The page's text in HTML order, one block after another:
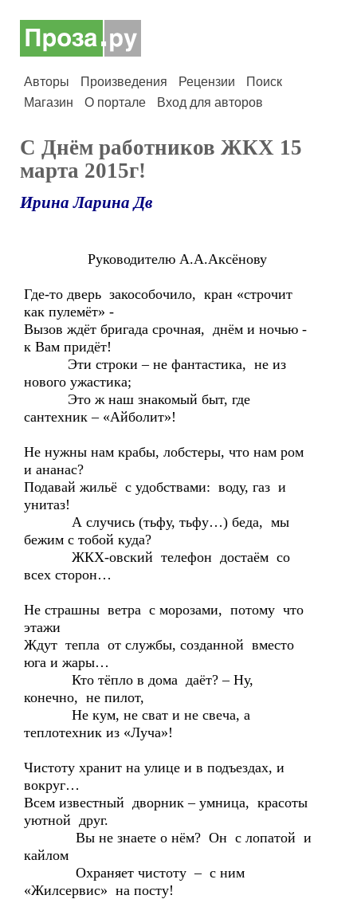
Авторы Произведения Рецензии
Поиск
Магазин
О портале Вход для авторов
С Днём работников ЖКХ 15
марта 2015г!
Ирина Ларина Дв
Руководителю А.А.Аксёнову
Где-то дверь закособочило, кран «строчит
как пулемёт» -
Вызов ждёт бригада срочная, днём и ночью -
к Вам придёт!
Эти строки – не фантастика, не из
нового ужастика;
Это ж наш знакомый быт, где
сантехник – «Айболит»!
Не нужны нам крабы, лобстеры, что нам ром
и ананас?
Подавай жильё с удобствами: воду, газ и
унитаз!
А случись (тьфу, тьфу…) беда, мы
бежим с тобой куда?
ЖКХ-овский телефон достаём со
всех сторон…
Не страшны ветра с морозами, потому что
этажи
Ждут тепла от службы, созданной вместо
юга и жары…
Кто тёпло в дома даёт? – Ну,
конечно, не пилот,
Не кум, не сват и не свеча, а
теплотехник из «Луча»!
Чистоту хранит на улице и в подъездах, и
вокруг…
Всем известный дворник – умница, красоты
уютной друг.
Вы не знаете о нём? Он с лопатой и
кайлом
Охраняет чистоту – с ним
«Жилсервис» на посту!